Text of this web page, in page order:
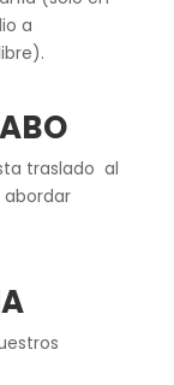
a
traslado al